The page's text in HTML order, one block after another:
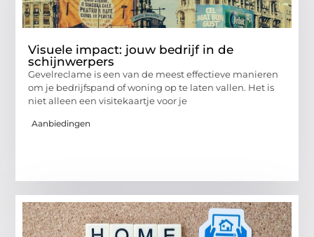
Visuele impact: jouw bedrijf in de
schijnwerpers
Gevelreclame is een van de meest effectieve manieren
om je bedrijfspand of woning op te laten vallen. Het is
niet alleen een visitekaartje voor je
Aanbiedingen